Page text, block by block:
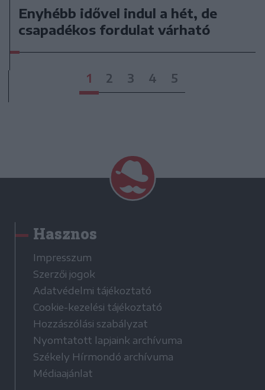
Enyhébb idővel indul a hét, de
csapadékos fordulat várható
1 2 3 4 5
Hasznos
Impresszum
Szerzői jogok
Adatvédelmi tájékoztató
Cookie-kezelési tájékoztató
Hozzászólási szabályzat
Nyomtatott lapjaink archívuma
Székely Hírmondó archívuma
Médiaajánlat